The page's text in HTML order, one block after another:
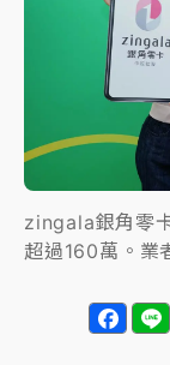
處置制度大
數與撮合時間
才續任就飛
到來時引起我
白海豚颱風解
地午後雷雨
zingala銀角零
超過160萬。業